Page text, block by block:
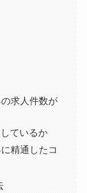
求人件数が
ているか
精通したコ